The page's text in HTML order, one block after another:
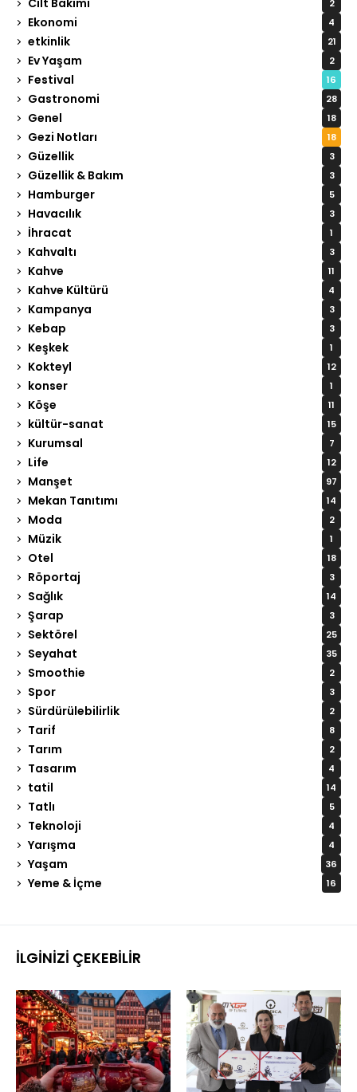
2
Ekonomi 4
etkinlik 21
Ev Yaşam 2
Festival 16
Gastronomi 28
Genel 18
Gezi Notları 18
Güzellik 3
Güzellik & Bakım 3
Hamburger 5
Havacılık 3
İhracat 1
Kahvaltı 3
Kahve 11
Kahve Kültürü 4
Kampanya 3
Kebap 3
Keşkek 1
Kokteyl 12
konser 1
Köşe 11
kültür-sanat 15
Kurumsal 7
Life 12
Manşet 97
Mekan Tanıtımı 14
Moda 2
Müzik 1
Otel 18
Röportaj 3
Sağlık 14
Şarap 3
Sektörel 25
Seyahat 35
Smoothie 2
Spor 3
Sürdürülebilirlik 2
Tarif 8
Tarım 2
Tasarım 4
tatil 14
Tatlı 5
Teknoloji 4
Yarışma 4
Yaşam 36
Yeme & İçme 16
İLGINIZI ÇEKEBILIR